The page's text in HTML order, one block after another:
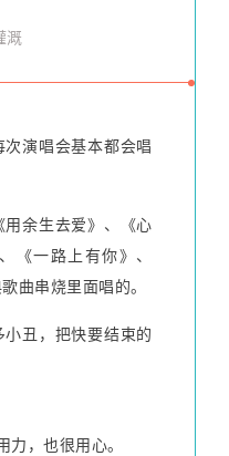
溉
演唱会基本都会唱
余生去爱》、《心
《一路上有你》、
曲串烧里面唱的。
丑，把快要结束的
力，也很用心。